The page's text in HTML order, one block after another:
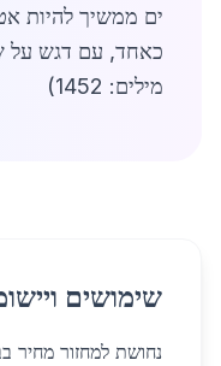
ים ממשיך להיות
כאחד, עם דגש על
מילים: 1452)
שימושים
נחושת למחזור מחיר